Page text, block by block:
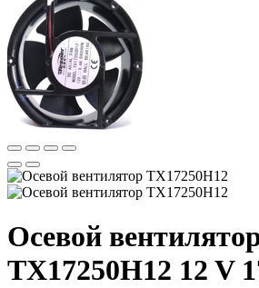
Осевой
TX17250H12 12 V